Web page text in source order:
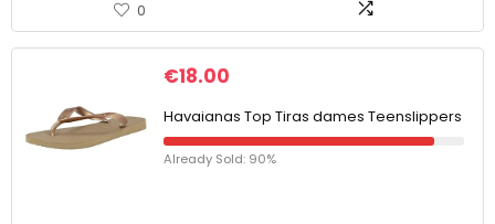
0
€18.00
Havaianas Top Tiras dames Teenslippers
Already Sold: 90%